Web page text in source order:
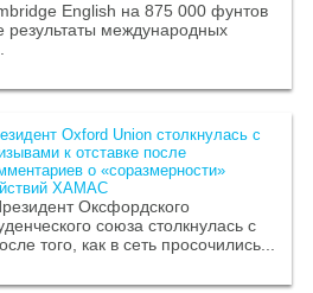
English на 875 000 фунтов
результаты международных
Oxford Union столкнулась с
к отставке после
о «соразмерности»
ХАМАС
Оксфордского
союза столкнулась с
того, как в сеть просочились...